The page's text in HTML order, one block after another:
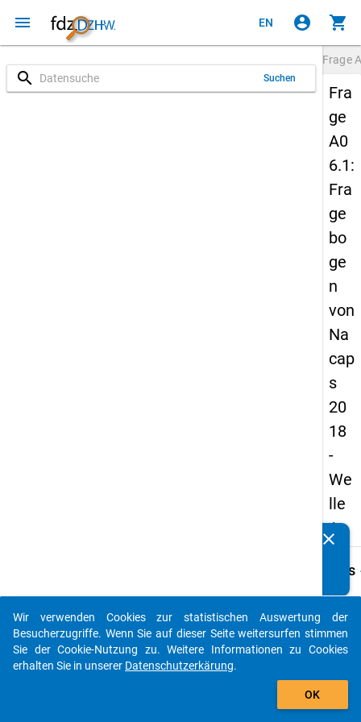
menu EN account_circle shopping_cart
search Suchen
Frage
Fra
ge
A0
6.1:
Fra
ge
bo
ge
n
von
Na
cap
s
20
18
-
We
lle
1
Details
A06.1
Wann
clear
auto_stories
add_shopping_cart
Wir verwenden Cookies zur statistischen Auswertung der
Besucherzugriffe. Wenn Sie auf dieser Seite weitersurfen stimmen
Sie der Cookie-Nutzung zu. Weitere Informationen zu Cookies
erhalten Sie in unserer Datenschutzerkärung.
OK